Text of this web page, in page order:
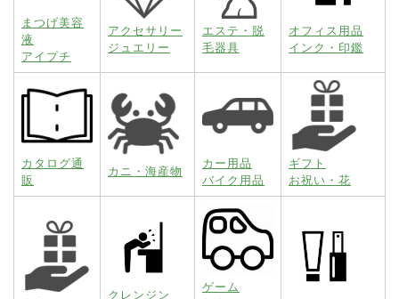
まつげ美容
液
アイプチ
アクセサリー
ジュエリー
エステ・脱
毛器具
オフィス用品
インク・印鑑
カタログ通
販
カニ・海産物
カー用品
バイク用品
ギフト
お祝い・花
クレンジン
ゲーム